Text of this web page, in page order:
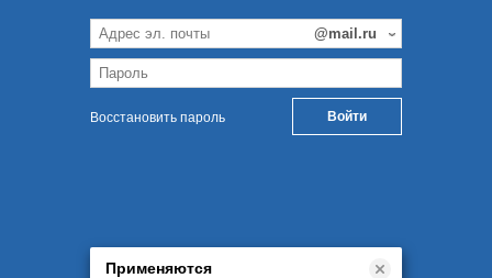
Восстановить пароль
Применяются